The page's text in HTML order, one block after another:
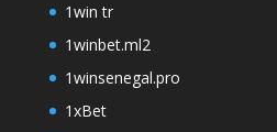
1win tr
1winbet.ml2
1winsenegal.pro
1xBet